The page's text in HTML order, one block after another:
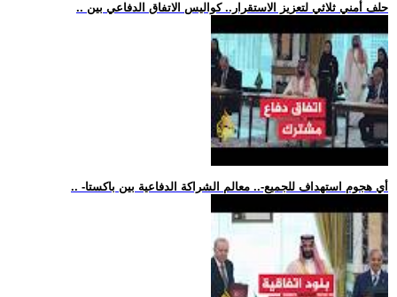
.. حلف أمني ثلاثي لتعزيز الاستقرار.. كواليس الاتفاق الدفاعي بين
.. -أي هجوم استهداف للجميع-.. معالم الشراكة الدفاعية بين باكستا